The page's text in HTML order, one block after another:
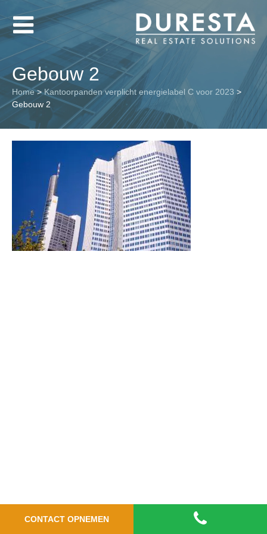
CONTACT OPNEMEN
Gebouw 2
Home>Kantoorpanden verplicht energielabel C voor 2023 >
Gebouw 2